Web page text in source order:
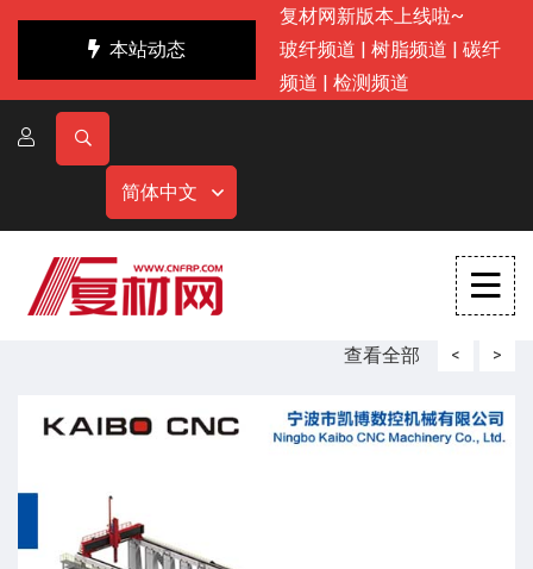
本站动态
复材网新版本上线啦~
玻纤频道 | 树脂频道 | 碳纤
频道 | 检测频道
简体中文
查看全部 < >